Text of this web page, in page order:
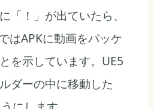
「！」が出ていたら、
はAPKに動画をパッケ
を示しています。UE5
ダーの中に移動した